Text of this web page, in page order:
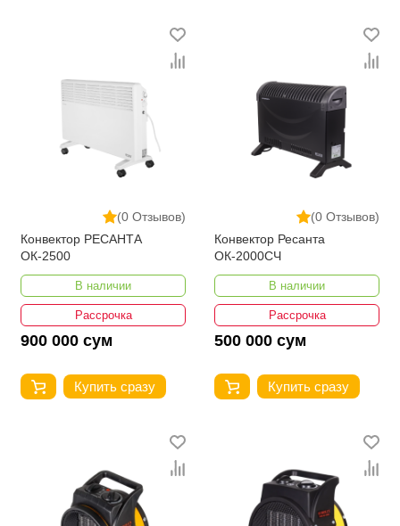
(0 Отзывов)
Конвектор РЕСАНТА
ОК-2500
В наличии
Рассрочка
900 000 сум
Купить сразу
(0 Отзывов)
Конвектор Ресанта
ОК-2000СЧ
В наличии
Рассрочка
500 000 сум
Купить сразу